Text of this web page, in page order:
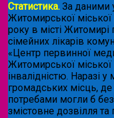
Статистика. За даними
Житомирської
року в місті
сімейних лікарів
«Центр первинної
Житомирської міської
інвалідністю. Наразі у
громадських місць,
потребами могли б
змістовне дозвілля та